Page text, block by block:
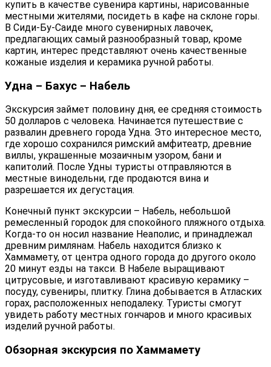
купить в качестве сувенира картины, нарисованные
местными жителями, посидеть в кафе на склоне горы.
В Сиди-Бу-Саиде много сувенирных лавочек,
предлагающих самый разнообразный товар, кроме
картин, интерес представляют очень качественные
кожаные изделия и керамика ручной работы.
Удна – Бахус – Набель
Экскурсия займет половину дня, ее средняя стоимость
50 долларов с человека. Начинается путешествие с
развалин древнего города Удна. Это интересное место,
где хорошо сохранился римский амфитеатр, древние
виллы, украшенные мозаичным узором, бани и
капитолий. После Удны туристы отправляются в
местные винодельни, где продаются вина и
разрешается их дегустация.
Конечный пункт экскурсии – Набель, небольшой
ремесленный городок для спокойного пляжного отдыха.
Когда-то он носил название Неаполис, и принадлежал
древним римлянам. Набель находится близко к
Хаммамету, от центра одного города до другого около
20 минут езды на такси. В Набеле выращивают
цитрусовые, и изготавливают красивую керамику –
посуду, сувениры, плитку. Глина добывается в Атласких
горах, расположенных неподалеку. Туристы смогут
увидеть работу местных гончаров и много красивых
изделий ручной работы.
Обзорная экскурсия по Хаммамету